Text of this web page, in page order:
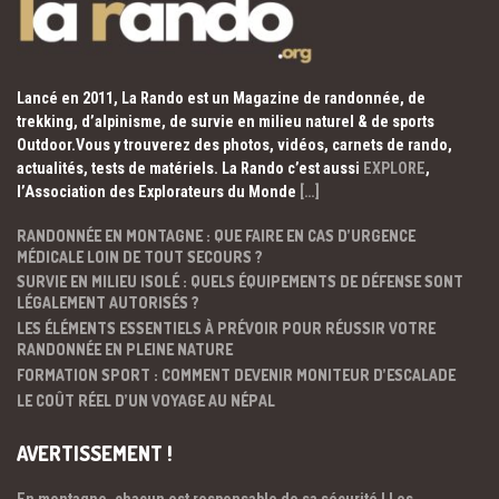
Lancé en 2011, La Rando est un Magazine de randonnée, de
trekking, d’alpinisme, de survie en milieu naturel & de sports
Outdoor.Vous y trouverez des photos, vidéos, carnets de rando,
actualités, tests de matériels. La Rando c’est aussi EXPLORE,
l’Association des Explorateurs du Monde […]
RANDONNÉE EN MONTAGNE : QUE FAIRE EN CAS D’URGENCE
MÉDICALE LOIN DE TOUT SECOURS ?
SURVIE EN MILIEU ISOLÉ : QUELS ÉQUIPEMENTS DE DÉFENSE SONT
LÉGALEMENT AUTORISÉS ?
LES ÉLÉMENTS ESSENTIELS À PRÉVOIR POUR RÉUSSIR VOTRE
RANDONNÉE EN PLEINE NATURE
FORMATION SPORT : COMMENT DEVENIR MONITEUR D’ESCALADE
LE COÛT RÉEL D’UN VOYAGE AU NÉPAL
AVERTISSEMENT !